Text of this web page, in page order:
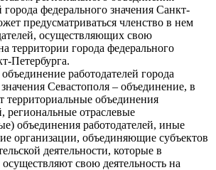
города федерального значения Санкт-
предусматриваться членство в нем
осуществляющих свою
территории города федерального
Петербурга.
работодателей города
Севастополя – объединение, в
территориальные объединения
региональные отраслевые
объединения работодателей, иные
организации, объединяющие субъектов
деятельности, которые в
свою деятельность на